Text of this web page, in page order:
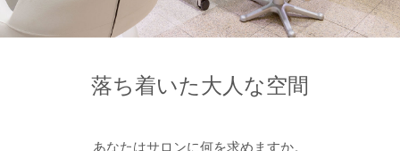
落ち着いた大人な空間
あなたはサロンに何を求めますか。